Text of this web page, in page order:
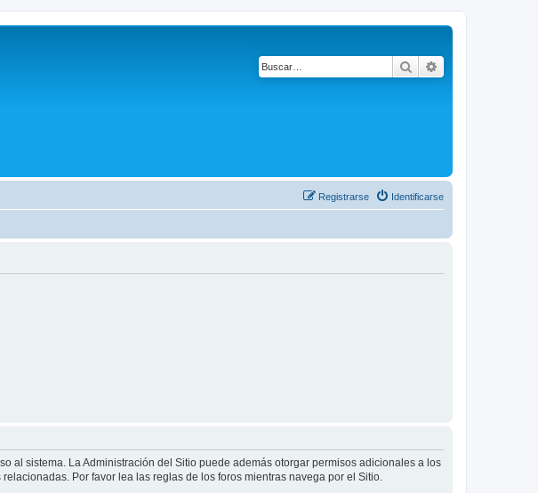
Buscar
Identificarse
Registrarse
al sistema. La Administración del Sitio puede además otorgar permisos adicionales a los
Por favor lea las reglas de los foros mientras navega por el Sitio.